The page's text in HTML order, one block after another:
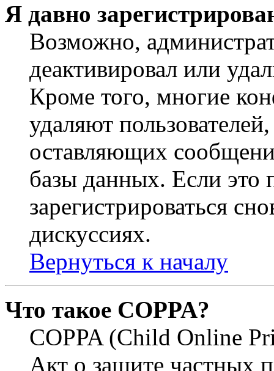
Я давно
Возможно,
деактивировал или
Кроме того, многие
удаляют
оставляющих
базы данных. Если это
зарегистрироваться
дискуссиях.
Вернуться к началу
Что такое COPPA?
COPPA (Child Online
Акт о защите частных